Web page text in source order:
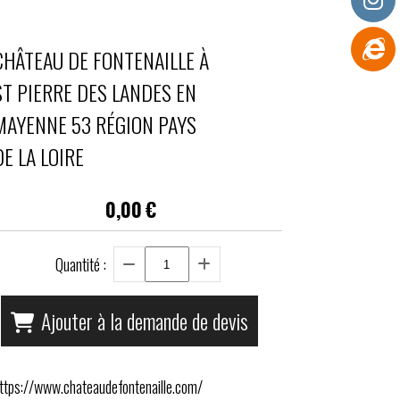
DE FONTENAILLE À
PIERRE DES LANDES EN
53 RÉGION PAYS
LA LOIRE
0,00€
Quantité :
Ajouter à la demande de devis
www.chateaudefontenaille.com/